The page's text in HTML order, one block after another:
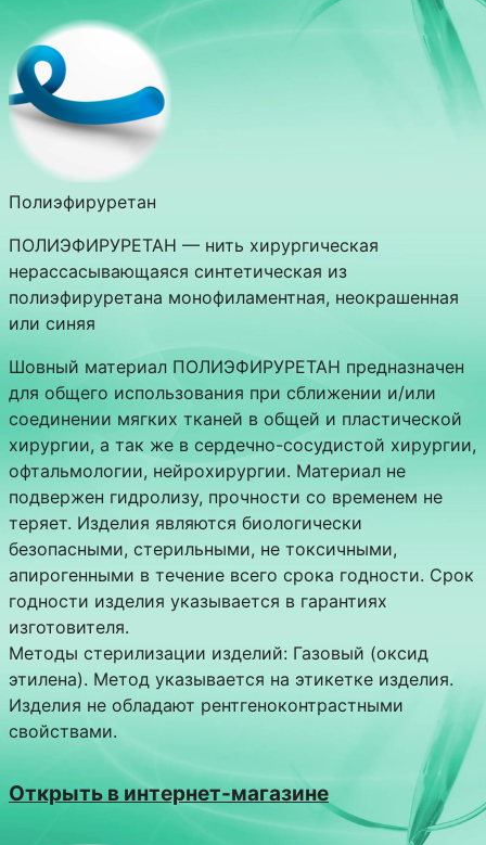
Полиэфируретан
ПОЛИЭФИРУРЕТАН — нить хирургическая
нерассасывающаяся синтетическая из
полиэфируретана монофиламентная, неокрашенная
или синяя
Шовный материал ПОЛИЭФИРУРЕТАН предназначен
для общего использования при сближении и/или
соединении мягких тканей в общей и пластической
хирургии, а так же в сердечно-сосудистой хирургии,
офтальмологии, нейрохирургии. Материал не
подвержен гидролизу, прочности со временем не
теряет. Изделия являются биологически
безопасными, стерильными, не токсичными,
апирогенными в течение всего срока годности. Срок
годности изделия указывается в гарантиях
изготовителя.
Методы стерилизации изделий: Газовый (оксид
этилена). Метод указывается на этикетке изделия.
Изделия не обладают рентгеноконтрастными
свойствами.
Открыть в интернет-магазине